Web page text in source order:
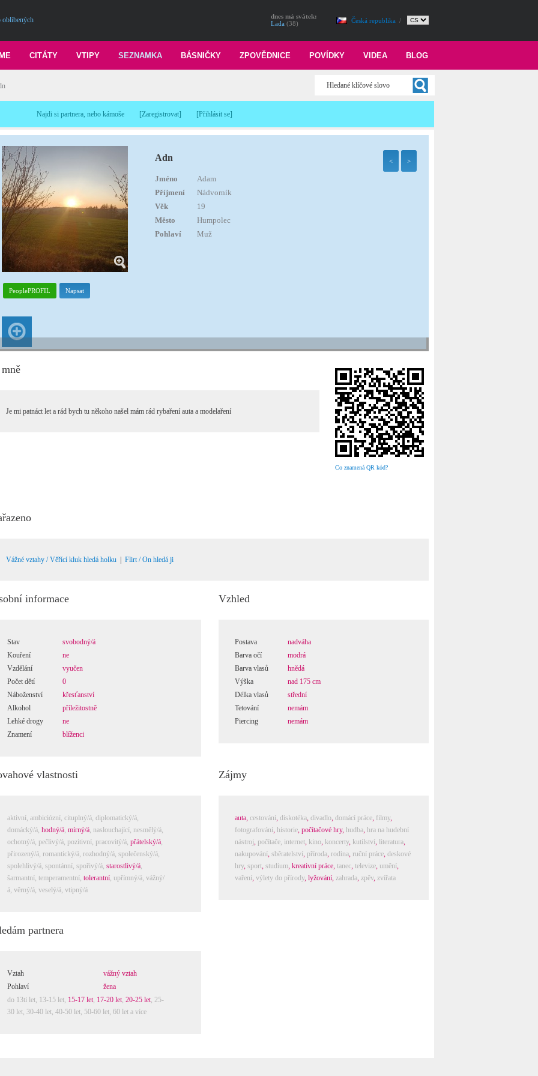
oblíbených Česká republika /
dnes má svátek:
Lada (38)
BLOG
VIDEA
POVÍDKY
ZPOVĚDNICE
BÁSNIČKY
SEZNAMKA
VTIPY
CITÁTY
Najdi si partnera, nebo kámoše [Zaregistrovat] [Přihlásit se]
Adn
Jméno
Adam
Příjmení
Nádvorník
Věk
19
Město
Humpolec
Pohlaví
Muž
< >
PeoplePROFIL Napsat
Je mi patnáct let a rád bych tu někoho našel mám rád rybaření auta a modelaření
Co znamená QR kód?
Vážné vztahy / Věřící kluk hledá holku Flirt / On hledá ji
informace
Stav
svobodný/á
Kouření
ne
Vzdělání
vyučen
Počet dětí
0
Náboženství
křesťanství
Alkohol
příležitostně
Lehké drogy
ne
Znamení
blíženci
Vzhled
Postava
nadváha
Barva očí
modrá
Barva vlasů
hnědá
Výška
nad 175 cm
Délka vlasů
střední
Tetování
nemám
Piercing
nemám
vlastnosti
aktivní, ambiciózní, cituplný/á, diplomatický/á,
domácký/á, hodný/á, mírný/á, naslouchající, nesmělý/á,
ochotný/á, pečlivý/á, pozitivní, pracovitý/á, přátelský/á,
přirozený/á, romantický/á, rozhodný/á, společenský/á,
spolehlivý/á, spontánní, spořivý/á, starostlivý/á,
šarmantní, temperamentní, tolerantní, upřímný/á, vážný/
á, věrný/á, veselý/á, vtipný/á
Zájmy
auta,cestování,diskotéka,divadlo,domácí práce, filmy,
fotografování, historie,počítačové hry, hudba, hra na hudební
nástroj,počítače, internet, kino, koncerty, kutilství, literatura,
nakupování,sběratelství,příroda,rodina,ruční práce,deskové
hry,sport,studium,kreativní práce,tanec,televize,umění,
vaření,výlety do přírody,lyžování,zahrada,zpěv,zvířata
partnera
Vztah
vážný vztah
Pohlaví
žena
do 13ti let, 13-15 let, 15-17 let, 17-20 let, 20-25 let, 25-
30 let, 30-40 let, 40-50 let, 50-60 let, 60 let a více